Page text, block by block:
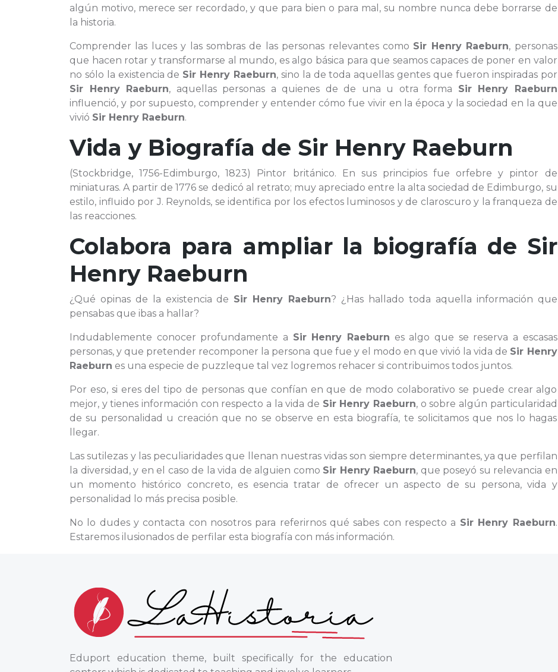
algún motivo, merece ser recordado, y que para bien o para mal, su nombre nunca debe borrarse de
la historia.
Comprender las luces y las sombras de las personas relevantes como Sir Henry Raeburn, personas
que hacen rotar y transformarse al mundo, es algo básica para que seamos capaces de poner en valor
no sólo la existencia de Sir Henry Raeburn, sino la de toda aquellas gentes que fueron inspiradas por
Sir Henry Raeburn, aquellas personas a quienes de de una u otra forma Sir Henry Raeburn
influenció, y por supuesto, comprender y entender cómo fue vivir en la época y la sociedad en la que
vivió Sir Henry Raeburn.
Vida y Biografía de Sir Henry Raeburn
(Stockbridge, 1756-Edimburgo, 1823) Pintor británico. En sus principios fue orfebre y pintor de
miniaturas. A partir de 1776 se dedicó al retrato; muy apreciado entre la alta sociedad de Edimburgo, su
estilo, influido por J. Reynolds, se identifica por los efectos luminosos y de claroscuro y la franqueza de
las reacciones.
Colabora para ampliar la biografía de Sir
Henry Raeburn
¿Qué opinas de la existencia de Sir Henry Raeburn? ¿Has hallado toda aquella información que
pensabas que ibas a hallar?
Indudablemente conocer profundamente a Sir Henry Raeburn es algo que se reserva a escasas
personas, y que pretender recomponer la persona que fue y el modo en que vivió la vida de Sir Henry
Raeburn es una especie de puzzleque tal vez logremos rehacer si contribuimos todos juntos.
Por eso, si eres del tipo de personas que confían en que de modo colaborativo se puede crear algo
mejor, y tienes información con respecto a la vida de Sir Henry Raeburn, o sobre algún particularidad
de su personalidad u creación que no se observe en esta biografía, te solicitamos que nos lo hagas
llegar.
Las sutilezas y las peculiaridades que llenan nuestras vidas son siempre determinantes, ya que perfilan
la diversidad, y en el caso de la vida de alguien como Sir Henry Raeburn, que poseyó su relevancia en
un momento histórico concreto, es esencia tratar de ofrecer un aspecto de su persona, vida y
personalidad lo más precisa posible.
No lo dudes y contacta con nosotros para referirnos qué sabes con respecto a Sir Henry Raeburn.
Estaremos ilusionados de perfilar esta biografía con más información.
Eduport education theme, built specifically for the education